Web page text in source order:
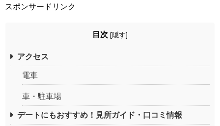
スポンサードリンク
目次 [隠す]
アクセス
電車
車・駐車場
デートにもおすすめ！見所ガイド・口コミ情報